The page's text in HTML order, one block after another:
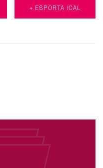
+ ESPORTA ICAL